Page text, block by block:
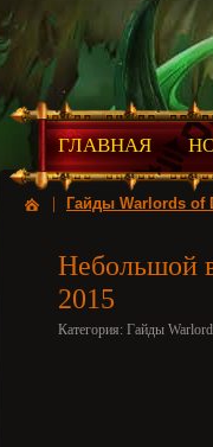
ГЛАВНАЯ
Гайды Warlords of
Небольшой
2015
Категория: Гайды